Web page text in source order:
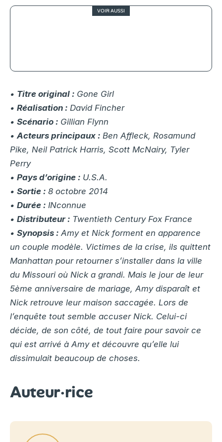
VOIR AUSSI
• Titre original : Gone Girl
• Réalisation : David Fincher
• Scénario : Gillian Flynn
• Acteurs principaux : Ben Affleck, Rosamund
Pike, Neil Patrick Harris, Scott McNairy, Tyler
Perry
• Pays d’origine : U.S.A.
• Sortie : 8 octobre 2014
• Durée : INconnue
• Distributeur : Twentieth Century Fox France
• Synopsis : Amy et Nick forment en apparence
un couple modèle. Victimes de la crise, ils quittent
Manhattan pour retourner s’installer dans la ville
du Missouri où Nick a grandi. Mais le jour de leur
5ème anniversaire de mariage, Amy disparaît et
Nick retrouve leur maison saccagée. Lors de
l’enquête tout semble accuser Nick. Celui-ci
décide, de son côté, de tout faire pour savoir ce
qui est arrivé à Amy et découvre qu’elle lui
dissimulait beaucoup de choses.
Auteur·rice